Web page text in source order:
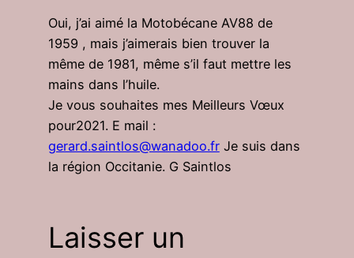
Oui, j’ai aimé la Motobécane AV88 de
1959 , mais j’aimerais bien trouver la
même de 1981, même s’il faut mettre les
mains dans l’huile.
Je vous souhaites mes Meilleurs Vœux
pour2021. E mail :
gerard.saintlos@wanadoo.frJe suis dans
la région Occitanie. G Saintlos
Laisser un